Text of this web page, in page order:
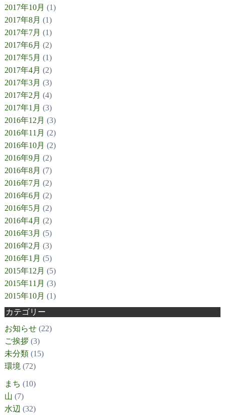
2017年10月 (1)
2017年8月 (1)
2017年7月 (1)
2017年6月 (2)
2017年5月 (1)
2017年4月 (2)
2017年3月 (3)
2017年2月 (4)
2017年1月 (3)
2016年12月 (3)
2016年11月 (2)
2016年10月 (2)
2016年9月 (2)
2016年8月 (7)
2016年7月 (2)
2016年6月 (2)
2016年5月 (2)
2016年4月 (2)
2016年3月 (5)
2016年2月 (3)
2016年1月 (5)
2015年12月 (5)
2015年11月 (3)
2015年10月 (1)
カテゴリー
お知らせ(22)
ご挨拶(3)
未分類(15)
環境 (72)
まち (10)
山 (7)
水辺 (32)